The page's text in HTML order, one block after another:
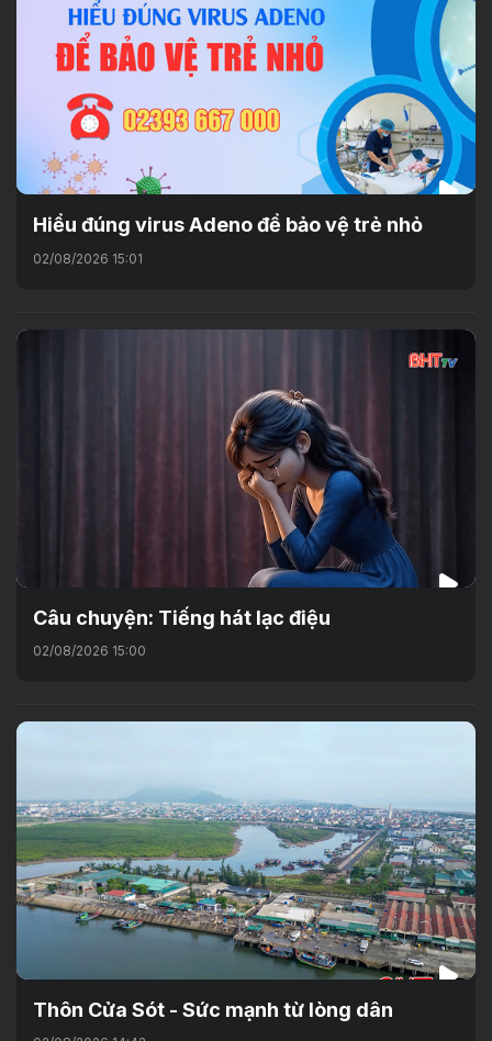
Hiểu đúng virus Adeno để bảo vệ trẻ nhỏ
02/08/2026 15:01
Câu chuyện: Tiếng hát lạc điệu
02/08/2026 15:00
Thôn Cửa Sót - Sức mạnh từ lòng dân